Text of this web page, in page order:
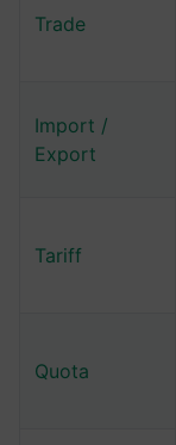
Trade
Import /
Export
Tariff
Quota